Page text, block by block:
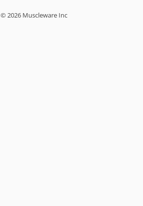
© 2026 Muscleware Inc